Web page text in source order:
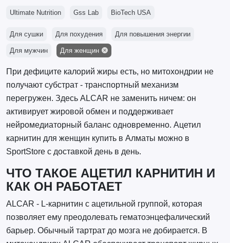
Ultimate Nutrition Gss Lab BioTech USA
Для сушки Для похудения Для повышения энергии
Для мужчин Для женщин
При дефиците калорий жиры есть, но митохондрии не
получают субстрат - транспортный механизм
перегружен. Здесь ALCAR не заменить ничем: он
активирует жировой обмен и поддерживает
нейромедиаторный баланс одновременно. Ацетил
карнитин для женщин купить в Алматы можно в
SportStore с доставкой день в день.
ЧТО ТАКОЕ АЦЕТИЛ КАРНИТИН И
КАК ОН РАБОТАЕТ
ALCAR - L-карнитин с ацетильной группой, которая
позволяет ему преодолевать гематоэнцефалический
барьер. Обычный тартрат до мозга не добирается. В